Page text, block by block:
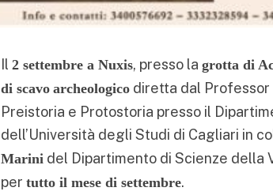
Il 2 settembre a Nuxis, presso la grotta di
di scavo archeologico diretta dal Professor
Preistoria e Protostoria presso il
dell’Università degli Studi di Cagliari in
Marini del Dipartimento di Scienze della
per tutto il mese di settembre.